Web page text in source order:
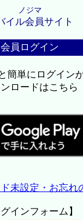
ノジマ
イル会員サイト
会員ログイン
簡単にログイン
ロードはこちら
未設定・お忘れ
グインフォーム】